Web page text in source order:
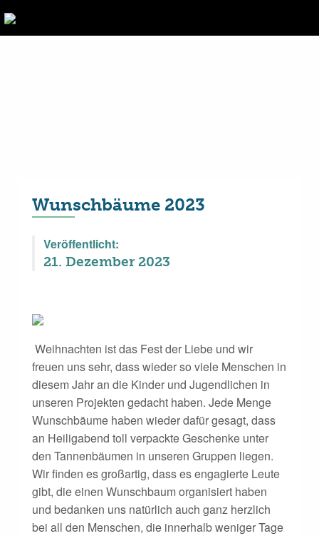
Wunschbäume 2023
Veröffentlicht:
21. Dezember 2023
Weihnachten ist das Fest der Liebe und wir
freuen uns sehr, dass wieder so viele Menschen in
diesem Jahr an die Kinder und Jugendlichen in
unseren Projekten gedacht haben. Jede Menge
Wunschbäume haben wieder dafür gesagt, dass
an Heiligabend toll verpackte Geschenke unter
den Tannenbäumen in unseren Gruppen liegen.
Wir finden es großartig, dass es engagierte Leute
gibt, die einen Wunschbaum organisiert haben
und bedanken uns natürlich auch ganz herzlich
bei all den Menschen, die innerhalb weniger Tage